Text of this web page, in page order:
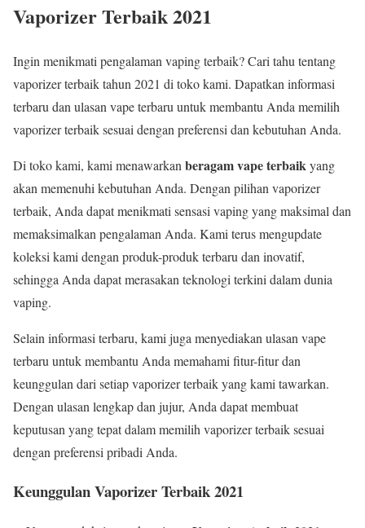
Vaporizer Terbaik 2021
Ingin menikmati pengalaman vaping terbaik? Cari tahu tentang
vaporizer terbaik tahun 2021 di toko kami. Dapatkan informasi
terbaru dan ulasan vape terbaru untuk membantu Anda memilih
vaporizer terbaik sesuai dengan preferensi dan kebutuhan Anda.
Di toko kami, kami menawarkan beragam vape terbaikyang
akan memenuhi kebutuhan Anda. Dengan pilihan vaporizer
terbaik, Anda dapat menikmati sensasi vaping yang maksimal dan
memaksimalkan pengalaman Anda. Kami terus mengupdate
koleksi kami dengan produk-produk terbaru dan inovatif,
sehingga Anda dapat merasakan teknologi terkini dalam dunia
vaping.
Selain informasi terbaru, kami juga menyediakan ulasan vape
terbaru untuk membantu Anda memahami fitur-fitur dan
keunggulan dari setiap vaporizer terbaik yang kami tawarkan.
Dengan ulasan lengkap dan jujur, Anda dapat membuat
keputusan yang tepat dalam memilih vaporizer terbaik sesuai
dengan preferensi pribadi Anda.
Keunggulan Vaporizer Terbaik 2021